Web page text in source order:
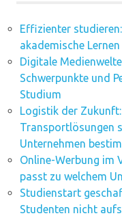
Effizienter
akademische
Digitale
Schwerpunkte und
Studium
Logistik der
Transportlösungen
Unternehmen
Online-Werbung im
passt zu welchem
Studienstart
Studenten nicht